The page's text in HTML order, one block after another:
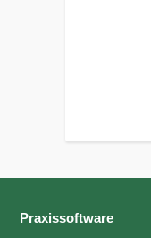
Praxissoftware